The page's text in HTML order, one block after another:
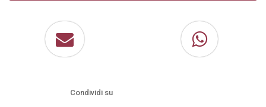
Condividi su